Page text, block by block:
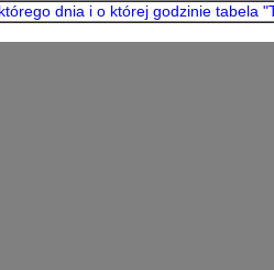
dnia i o której godzinie tabela